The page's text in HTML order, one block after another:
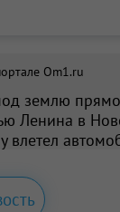
Om1.ru
землю прямо
Ленина в
влетел